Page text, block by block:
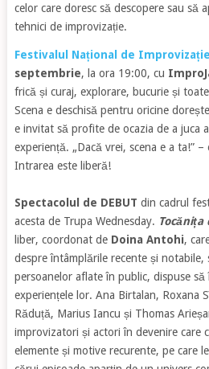
celor care doresc să descopere sau să
tehnici de improvizație.
Festivalul Național de Improvizație
septembrie, la ora 19:00, cu
frică și curaj, explorare, bucurie și
Scena e deschisă pentru oricine
e invitat să profite de ocazia de a juca
experiență. „Dacă vrei, scena e a ta!”
Intrarea este liberă!
Spectacolul de DEBUT din cadrul
acesta de Trupa Wednesday. Tocănița
liber, coordonat de Doina Antohi,
despre întâmplările recente și notabile,
persoanelor aflate în public, dispuse
experiențele lor. Ana Birtalan, Roxana
Răduță, Marius Iancu și Thomas
improvizatori și actori în devenire care
elemente și motive recurente, pe care